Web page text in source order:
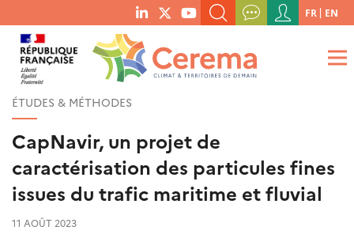
menu
social
links
RECHERCHER UN MOT-CLÉ, UNE PUBLICATION, ETC.
QUE RECHERCHEZ-VOUS ?
Menu
du
compte
de
FR EN
ÉTUDES & MÉTHODES
CapNavir, un projet de
caractérisation des particules fines
issues du trafic maritime et fluvial
11 AOÛT 2023